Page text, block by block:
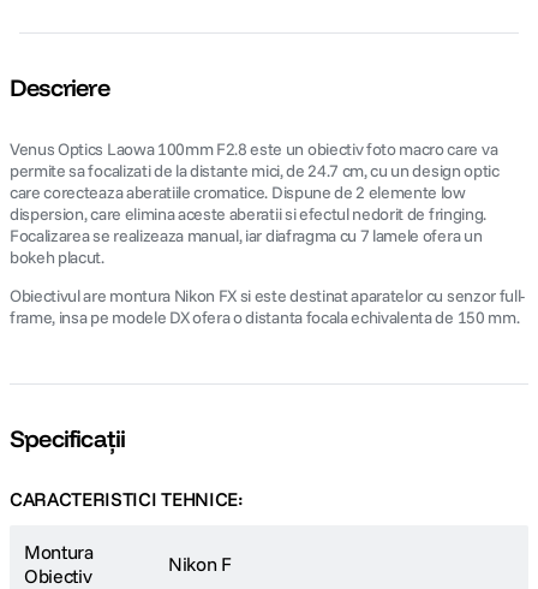
Descriere
Venus Optics Laowa 100mm F2.8 este un obiectiv foto macro care va
permite sa focalizati de la distante mici, de 24.7 cm, cu un design optic
care corecteaza aberatiile cromatice. Dispune de 2 elemente low
dispersion, care elimina aceste aberatii si efectul nedorit de fringing.
Focalizarea se realizeaza manual, iar diafragma cu 7 lamele ofera un
bokeh placut.
Obiectivul are montura Nikon FX si este destinat aparatelor cu senzor full-
frame, insa pe modele DX ofera o distanta focala echivalenta de 150 mm.
Specificații
CARACTERISTICI TEHNICE:
Montura
Obiectiv
Nikon F